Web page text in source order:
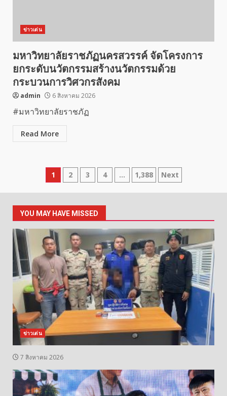
ข่าวเด่น
มหาวิทยาลัยราชภัฏนครสวรรค์ จัดโครงการ
ยกระดับนวัตกรรมสร้างนวัตกรรมด้วย
กระบวนการวิศวกรสังคม
admin 6 สิงหาคม 2026
#มหาวิทยาลัยราชภัฏ
Read More
Posts
pagination
1 2 3 4 … 1,388 Next
YOU MAY HAVE MISSED
ข่าวเด่น
7 สิงหาคม 2026